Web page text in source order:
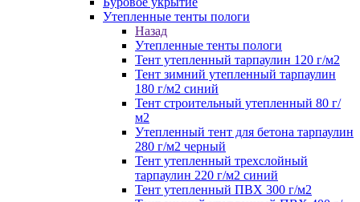
Утепленные тенты пологи
Назад
Утепленные тенты пологи
Тент утепленный тарпаулин 120 г/м2
Тент зимний утепленный тарпаулин
180 г/м2 синий
Тент строительный утепленный 80 г/
м2
Утепленный тент для бетона тарпаулин
280 г/м2 черный
Тент утепленный трехслойный
тарпаулин 220 г/м2 синий
Тент утепленный ПВХ 300 г/м2